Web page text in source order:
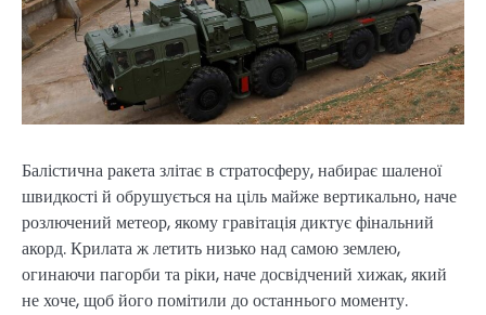
Балістична ракета злітає в стратосферу, набирає шаленої
швидкості й обрушується на ціль майже вертикально, наче
розлючений метеор, якому гравітація диктує фінальний
акорд. Крилата ж летить низько над самою землею,
огинаючи пагорби та ріки, наче досвідчений хижак, який
не хоче, щоб його помітили до останнього моменту.